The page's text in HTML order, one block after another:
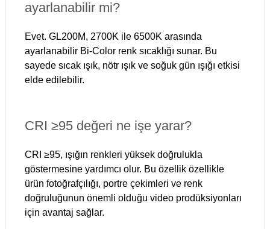
ayarlanabilir mi?
Evet. GL200M, 2700K ile 6500K arasında
ayarlanabilir Bi-Color renk sıcaklığı sunar. Bu
sayede sıcak ışık, nötr ışık ve soğuk gün ışığı etkisi
elde edilebilir.
CRI ≥95 değeri ne işe yarar?
CRI ≥95, ışığın renkleri yüksek doğrulukla
göstermesine yardımcı olur. Bu özellik özellikle
ürün fotoğrafçılığı, portre çekimleri ve renk
doğruluğunun önemli olduğu video prodüksiyonları
için avantaj sağlar.